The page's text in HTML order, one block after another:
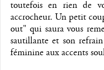
toutefois en rien de
accrocheur. Un petit
out" qui saura vous
sautillante et son
féminine aux accents